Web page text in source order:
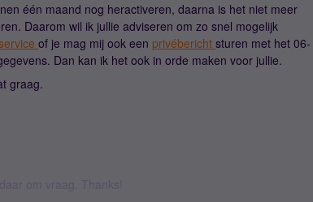
één maand nog heractiveren, daarna is het niet meer
Daarom wil ik jullie adviseren om zo snel mogelijk
of je mag mij ook een privébericht sturen met het 06-
Dan kan ik het ook in orde maken voor jullie.
graag.